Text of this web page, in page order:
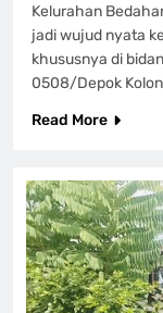
Kelurahan
jadi wujud nyata
khususnya di
0508/Depok
Read More